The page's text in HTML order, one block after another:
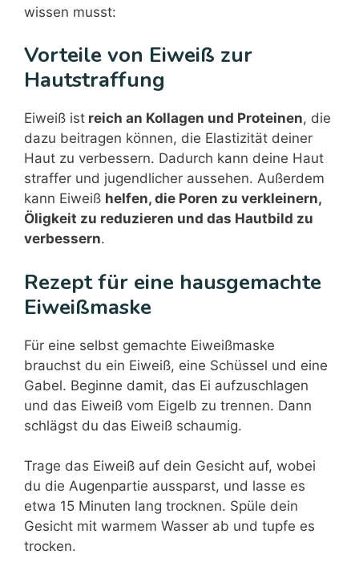
wissen musst:
Vorteile von Eiweiß zur
Hautstraffung
Eiweiß ist reich an Kollagen und Proteinen, die
dazu beitragen können, die Elastizität deiner
Haut zu verbessern. Dadurch kann deine Haut
straffer und jugendlicher aussehen. Außerdem
kann Eiweiß helfen, die Poren zu verkleinern,
Öligkeit zu reduzieren und das Hautbild zu
verbessern.
Rezept für eine hausgemachte
Eiweißmaske
Für eine selbst gemachte Eiweißmaske
brauchst du ein Eiweiß, eine Schüssel und eine
Gabel. Beginne damit, das Ei aufzuschlagen
und das Eiweiß vom Eigelb zu trennen. Dann
schlägst du das Eiweiß schaumig.
Trage das Eiweiß auf dein Gesicht auf, wobei
du die Augenpartie aussparst, und lasse es
etwa 15 Minuten lang trocknen. Spüle dein
Gesicht mit warmem Wasser ab und tupfe es
trocken.